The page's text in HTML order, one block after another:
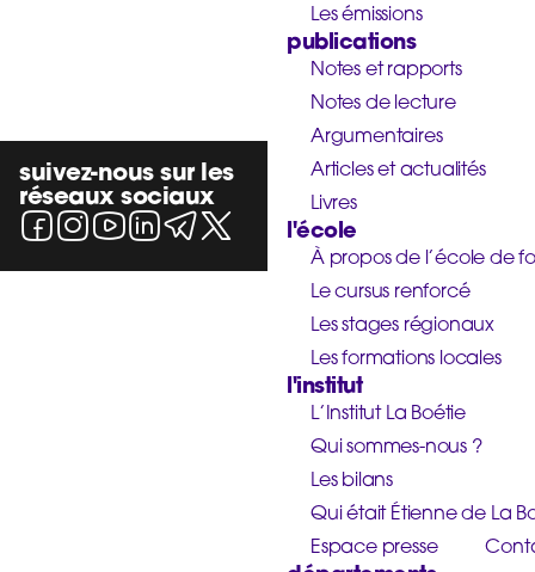
suivez-nous sur les
réseaux sociaux
Les émissions
publications
Notes et rapports
Notes de lecture
Argumentaires
Articles et actualités
Livres
l'école
À propos de l’école de
Le cursus renforcé
Les stages régionaux
Les formations locales
l'institut
L’Institut La Boétie
Qui sommes-nous ?
Les bilans
Qui était Étienne de La
Espace presse